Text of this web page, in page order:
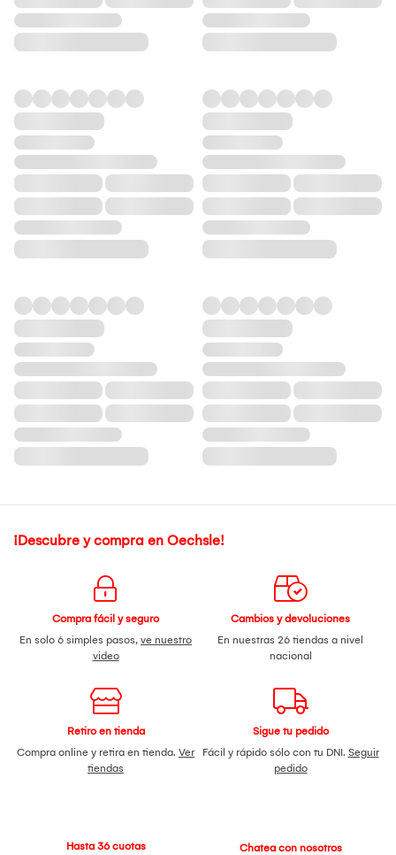
¡Descubre y compra en Oechsle!
Compra fácil y seguro
En solo 6 simples pasos, ve nuestro
video
Cambios y devoluciones
En nuestras 26 tiendas a nivel
nacional
Retiro en tienda
Compra online y retira en tienda. Ver
tiendas
Sigue tu pedido
Fácil y rápido sólo con tu DNI. Seguir
pedido
Hasta 36 cuotas
Chatea con nosotros